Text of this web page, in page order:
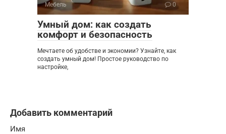
Мебель 0
Умный дом: как создать
комфорт и безопасность
Мечтаете об удобстве и экономии? Узнайте, как
создать умный дом! Простое руководство по
настройке,
Добавить комментарий
Имя